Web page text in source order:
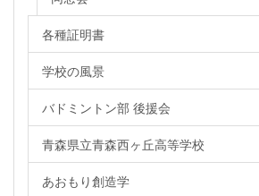
各種証明書
学校の風景
バドミントン部 後援会
青森県立青森西ヶ丘高等学校
あおもり創造学